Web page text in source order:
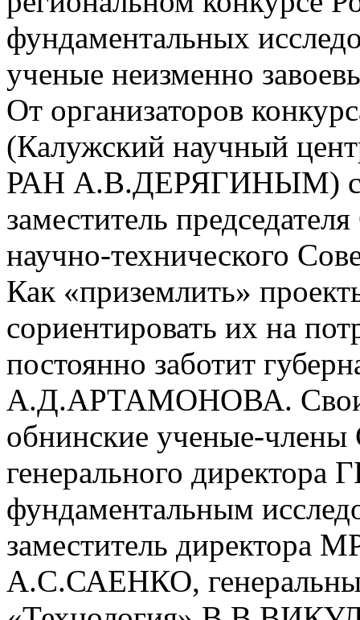
фундаментальных
ученые неизменно
От организаторов
(Калужский научный
РАН А.В.ДЕРЯГИНЫМ) с
заместитель
научно-технического
Как «приземлить»
сориентировать их на
постоянно заботит
А.Д.АРТАМОНОВА. Свои
обнинские ученые-члены
генерального
фундаментальным
заместитель директора
А.С.САЕНКО,